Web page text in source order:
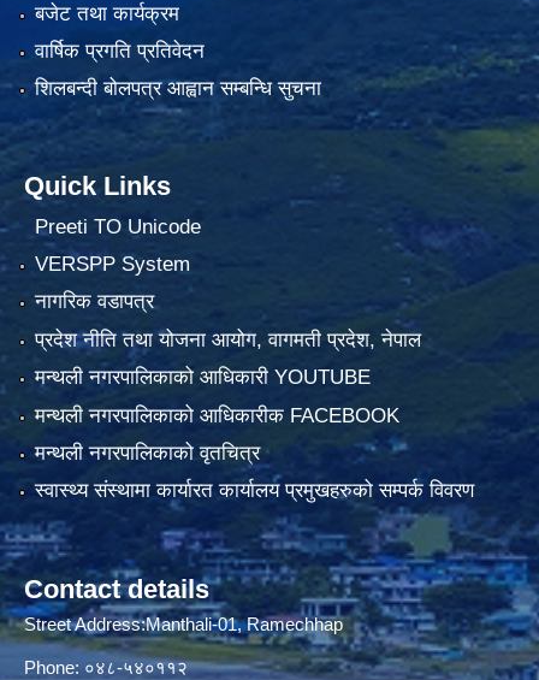
बजेट तथा कार्यक्रम
वार्षिक प्रगति प्रतिवेदन
शिलबन्दी बोलपत्र आह्वान सम्बन्धि सुचना
Quick Links
Preeti TO Unicode
VERSPP System
नागरिक वडापत्र
प्रदेश नीति तथा योजना आयोग, वागमती प्रदेश, नेपाल
मन्थली नगरपालिकाको आधिकारी YOUTUBE
मन्थली नगरपालिकाको आधिकारीक FACEBOOK
मन्थली नगरपालिकाको वृतचित्र
स्वास्थ्य संस्थामा कार्यारत कार्यालय प्रमुखहरुको सम्पर्क विवरण
Contact details
Street Address:Manthali-01, Ramechhap
Phone: ०४८-५४०११२